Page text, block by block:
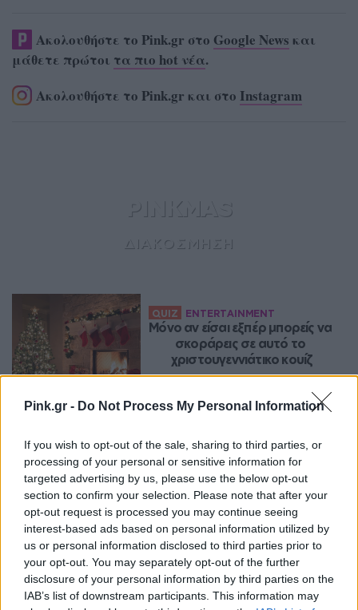
Pink.gr - Do Not Process My Personal Information
If you wish to opt-out of the sale, sharing to third parties, or
processing of your personal or sensitive information for
targeted advertising by us, please use the below opt-out
section to confirm your selection. Please note that after your
opt-out request is processed you may continue seeing
interest-based ads based on personal information utilized by
us or personal information disclosed to third parties prior to
your opt-out. You may separately opt-out of the further
disclosure of your personal information by third parties on the
IAB’s list of downstream participants. This information may
Ακολουθήστε το Pink.gr στο Google News και
μάθετε πρώτοι τα πιο hot νέα.
Ακολουθήστε το Pink.gr και στο Instagram
PINKMAS
ΔΙΑΚΟΣΜΗΣΗ
QUIZ ENTERTAINMENT
Μόνο αν είσαι εξπέρ μπορείς να
σκοράρεις σε αυτό το
χριστουγεννιάτικο κουίζ
ENTERTAINMENT
Η χριστουγεννιάτικη διαφήμιση
της ταχυδρομικής υπηρεσίας
της Νορβηγίας που έγινε viral
ΔΙΑΚΌΣΜΗΣΗ
Ο ξεχωριστός τρόπος που